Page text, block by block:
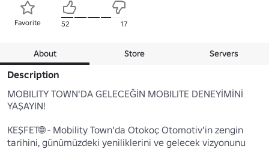
Favorite 52 17
About Store Servers
Description
MOBILITY TOWN'DA GELECEĞİN MOBILITE DENEYİMİNİ
YAŞAYIN!
KEŞFET🌐 - Mobility Town'da Otokoç Otomotiv'in zengin
tarihini, günümüzdeki yeniliklerini ve gelecek vizyonunu